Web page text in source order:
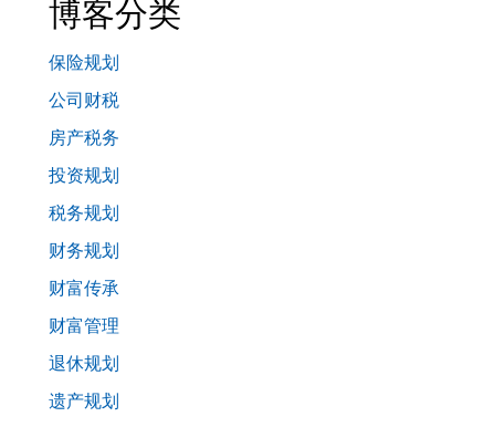
博客分类
保险规划
公司财税
房产税务
投资规划
税务规划
财务规划
财富传承
财富管理
退休规划
遗产规划